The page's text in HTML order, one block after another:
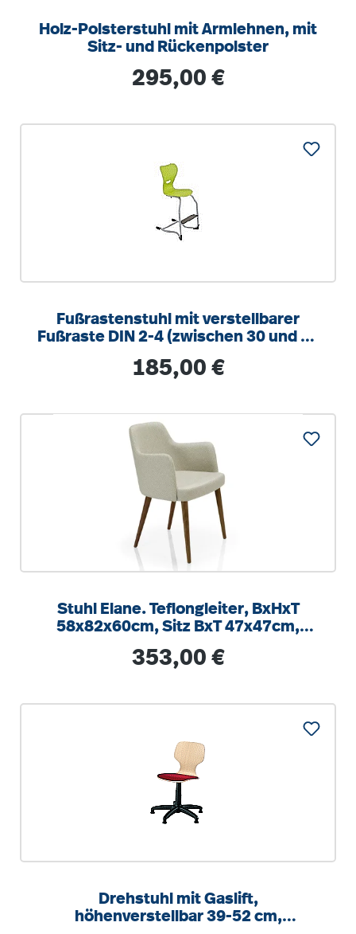
Holz-Polsterstuhl mit Armlehnen, mit
Sitz- und Rückenpolster
Regulärer Preis:
295,00 €
Fußrastenstuhl mit verstellbarer
Fußraste DIN 2-4 (zwischen 30 und 38
Regulärer Preis:
185,00 €
Stuhl Elane. Teflongleiter, BxHxT
58x82x60cm, Sitz BxT 47x47cm,
Regulärer Preis:
353,00 €
Drehstuhl mit Gaslift,
höhenverstellbar 39-52 cm,